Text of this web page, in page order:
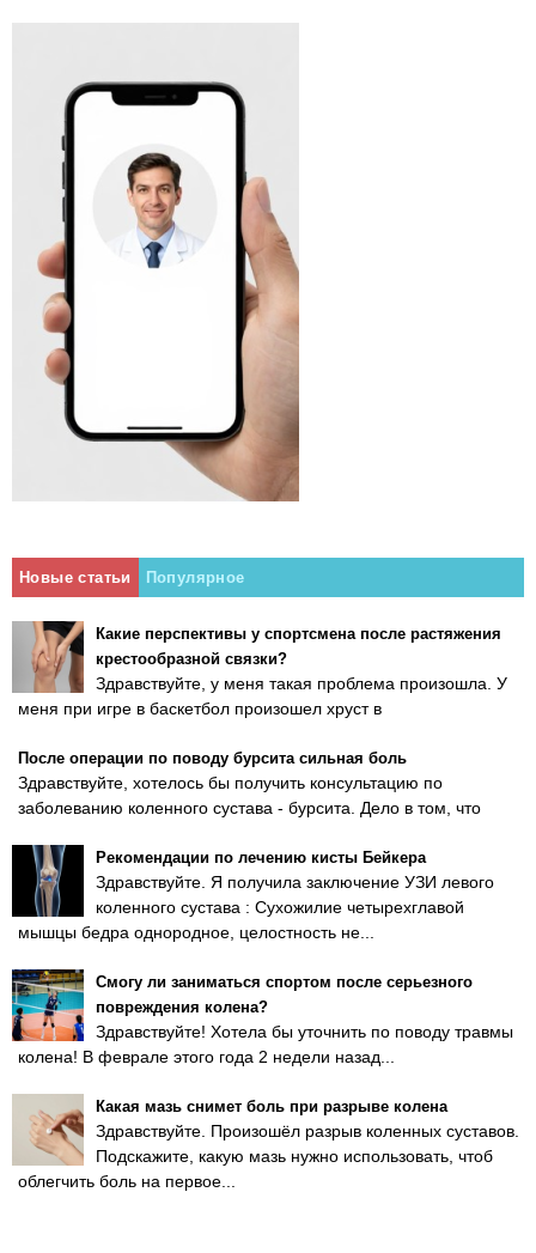
Новые статьи Популярное
Какие перспективы у спортсмена после растяжения
крестообразной связки?
Здравствуйте, у меня такая проблема произошла. У
меня при игре в баскетбол произошел хруст в
После операции по поводу бурсита сильная боль
Здравствуйте, хотелось бы получить консультацию по
заболеванию коленного сустава - бурсита. Дело в том, что
Рекомендации по лечению кисты Бейкера
Здравствуйте. Я получила заключение УЗИ левого
коленного сустава : Сухожилие четырехглавой
мышцы бедра однородное, целостность не...
Смогу ли заниматься спортом после серьезного
повреждения колена?
Здравствуйте! Хотела бы уточнить по поводу травмы
колена! В феврале этого года 2 недели назад...
Какая мазь снимет боль при разрыве колена
Здравствуйте. Произошёл разрыв коленных суставов.
Подскажите, какую мазь нужно использовать, чтоб
облегчить боль на первое...